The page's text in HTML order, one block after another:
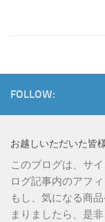
FOLLOW:
お越しいただいた皆
このブログは、サ
ログ記事内のアフ
もし、気になる商
まりましたら、是